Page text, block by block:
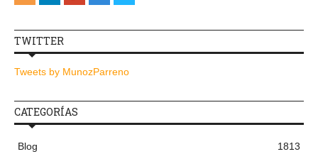
TWITTER
Tweets by MunozParreno
CATEGORÍAS
Blog 1813